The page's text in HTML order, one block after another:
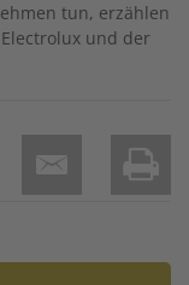
tun, erzählen
und der